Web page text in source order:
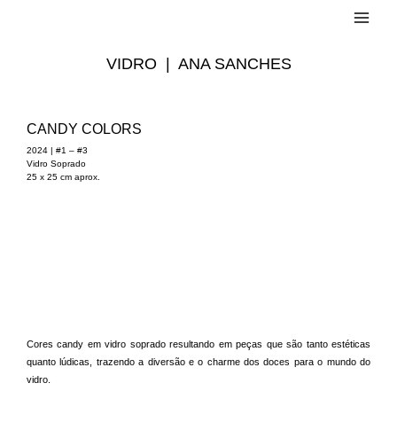
VIDRO | ANA SANCHES
CANDY COLORS
2024 | #1 – #3
Vidro Soprado
25 x 25 cm aprox.
Cores candy em vidro soprado resultando em peças que são tanto estéticas
quanto lúdicas, trazendo a diversão e o charme dos doces para o mundo do
vidro.